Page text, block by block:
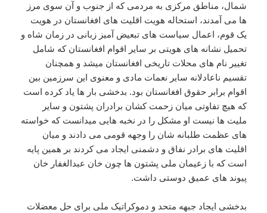
شمال، مناطق مرکزی به مردمی که از جنوب و آن سوی مرز
ها می آمدند، استحاله هویت اقلیت های افغانستان در هویت
یک قوم، اعمال سیاست های تبعیض آمیز زبانی در زمان شاه و
تحمیل نشانه های هویتی بر سایر اقوام افغانستان که شامل
تغییر نام های محلات تاریخی افغانستان میشد و همچنان
تقسیم ناعادلانه سایر نعمات مادی و معنوی این سرزمین بین
اقوام برابر حقوق افغانستان بود. بدخشی بار ها یاد کرده است
که هیچ تفاوتی میان زحمت کشان برادران پشتون و سایر
ملیت ها نیست او مشکل را در نخبه هایی میدانست که خواسته
های عظمت طلبانه شان را وجهه قومی می دادند و میان
اقلیت های برادر نفاق و دشمنی ایجاد می کردند بر همین پایه
است که با زعیمان ملی پشتون ها چون خان عبدالغفار خان
پیوند های عمیق دوستی داشت.
بدخشی ایجاد جبهه متحد و دموکراتیک ملی برای حل معضلات